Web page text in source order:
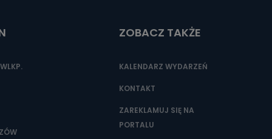
ze
ZOBACZ TAKŻE
KALENDARZ WYDARZEŃ
KONTAKT
ZAREKLAMUJ SIĘ NA
PORTALU